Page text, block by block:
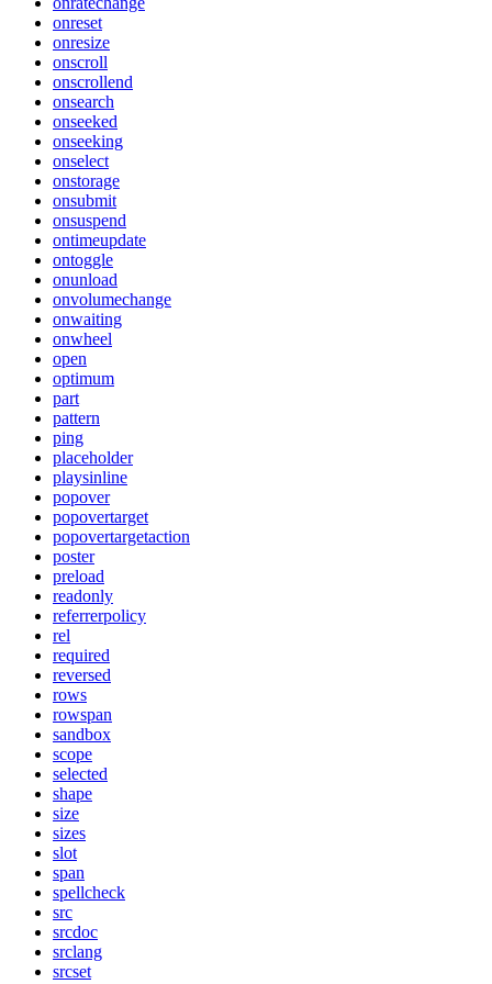
onreset
onresize
onscroll
onscrollend
onsearch
onseeked
onseeking
onselect
onstorage
onsubmit
onsuspend
ontimeupdate
ontoggle
onunload
onvolumechange
onwaiting
onwheel
open
optimum
part
pattern
ping
placeholder
playsinline
popover
popovertarget
popovertargetaction
poster
preload
readonly
referrerpolicy
rel
required
reversed
rows
rowspan
sandbox
scope
selected
shape
size
sizes
slot
span
spellcheck
src
srcdoc
srclang
srcset